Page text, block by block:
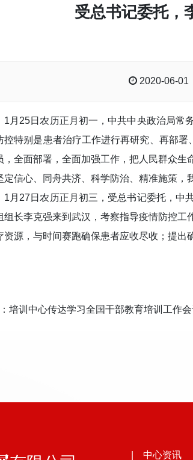
受总书记委托，
2020-06-
1月25日农历正月初一，中共中央政治局常
控特别是患者治疗工作进行再研究、再部
，全面部署，全面加强工作，把人民群众
定信心、同舟共济、科学防治、精准施策，
1月27日农历正月初三，受总书记委托，中
组长李克强来到武汉，考察指导疫情防控
资源，与时间赛跑确保患者应收尽收；提出
培训中心传达学习全国干部教育培训工作
| 中心资讯